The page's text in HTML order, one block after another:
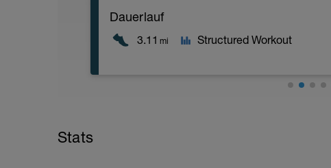
Dauerlauf
3.11 mi Structured Workout
Stats